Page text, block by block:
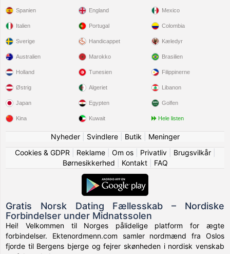
Spanien
Italien
Sverige
England
Portugal
Handicappet
Mexico
Colombia
Kæledyr
Australien
Holland
Østrig
Japan
Kina
Marokko
Tunesien
Algeriet
Egypten
Kuwait
Brasilien
Filippinerne
Libanon
Golfen
Hele listen
Nyheder| Svindlere| Butik
Meninger
Cookies & GDPR
Reklame| Om os| Privatliv| Brugsvilkår|
Børnesikkerhed
Kontakt| FAQ
Gratis Norsk Dating Fællesskab – Nordiske
Forbindelser under Midnatssolen
Hei! Velkommen til Norges pålidelige platform for ægte
forbindelser. Ektenordmenn.com samler nordmænd fra Oslos
fjorde til Bergens bjerge og fejrer skønheden i nordisk venskab